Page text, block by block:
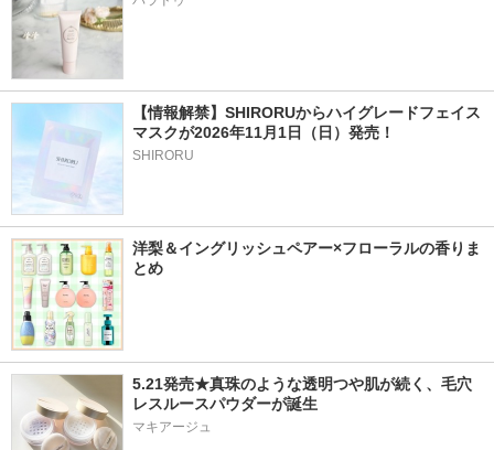
【情報解禁】SHIRORUからハイグレードフェイス
マスクが2026年11月1日（日）発売！
SHIRORU
洋梨＆イングリッシュペアー×フローラルの香りま
とめ
5.21発売★真珠のような透明つや肌が続く、毛穴
レスルースパウダーが誕生
マキアージュ